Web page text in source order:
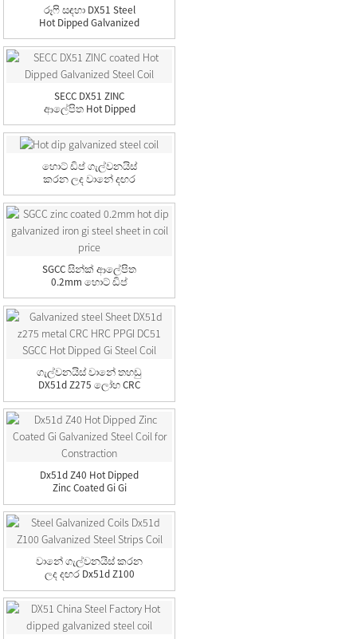
රූෆි සඳහා DX51 Steel
Hot Dipped Galvanized
Coil...
SECC DX51 ZINC
ආලේපිත Hot Dipped
Galvanized Ste...
හොට් ඩිප් ගැල්වනයිස්
කරන ලද වානේ දඟර
SGCC සින්ක් ආලේපිත
0.2mm හොට් ඩිප්
ගැල්වනයිස් කරන ලද
යකඩ ...
ගැල්වනයිස් වානේ තහඩු
DX51d Z275 ලෝහ CRC
Dx51d Z40 Hot Dipped
Zinc Coated Gi Gi
වානේ ගැල්වනයිස් කරන
ලද දඟර Dx51d Z100
ශාන්ත...